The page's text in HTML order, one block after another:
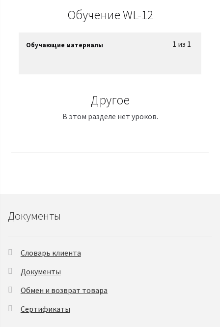
Обучение WL-12
1 из 1
Обучающие материалы
Другое
В этом разделе нет уроков.
Документы
Словарь клиента
Документы
Обмен и возврат товара
Сертификаты